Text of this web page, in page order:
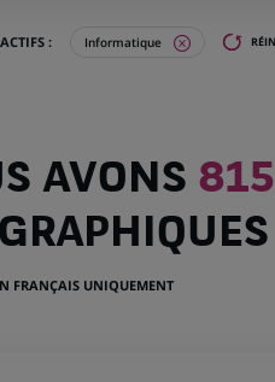
: Informatique
AVONS 815
FRANÇAIS UNIQUEMENT